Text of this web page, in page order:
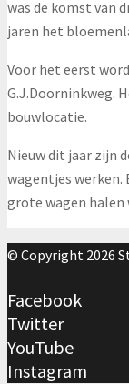
was de komst van
jaren het
Voor het eerst
G.J.Doorninkweg.
bouwlocatie.
Nieuw dit jaar zijn
wagentjes werken.
grote wagen halen
© Copyright 2026
Facebook
Twitter
YouTube
Instagram